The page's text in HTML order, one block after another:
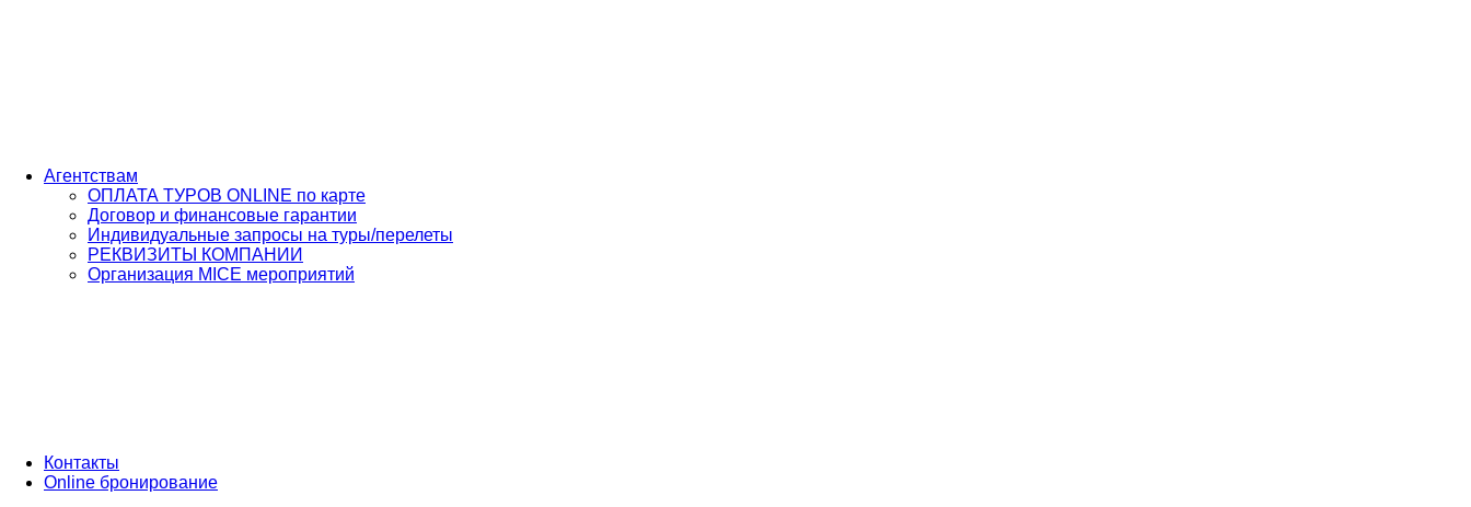
Агентствам
ОПЛАТА ТУРОВ ONLINE по карте
Договор и финансовые гарантии
Индивидуальные запросы на туры/перелеты
РЕКВИЗИТЫ КОМПАНИИ
Организация MICE мероприятий
Контакты
Online бронирование